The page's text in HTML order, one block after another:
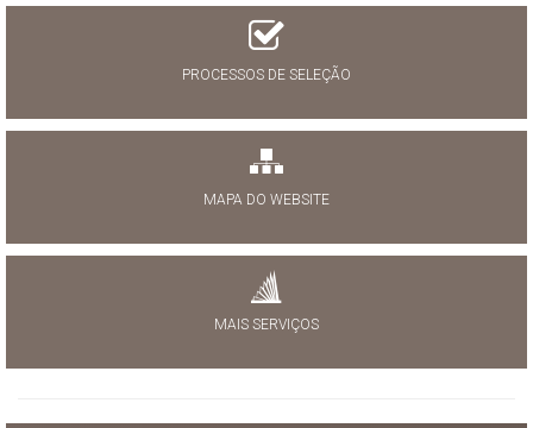
PROCESSOS DE SELEÇÃO
MAPA DO WEBSITE
MAIS SERVIÇOS